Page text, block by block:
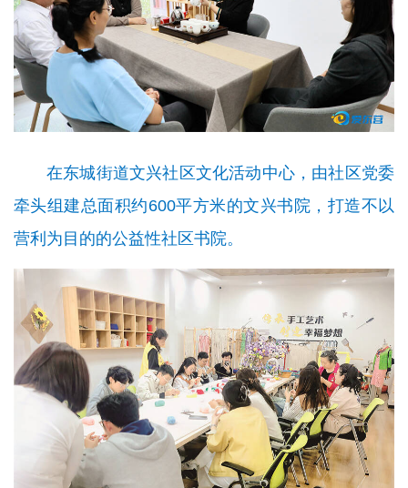
在东城街道文兴社区文化活动中心，由社区党委
牵头组建总面积约600平方米的文兴书院 ，打造不以
营利为目的的公益性社区书院。